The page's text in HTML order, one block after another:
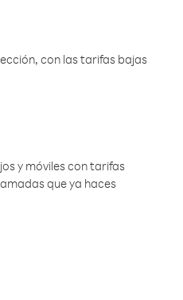
con las tarifas bajas
y móviles con tarifas
que ya haces